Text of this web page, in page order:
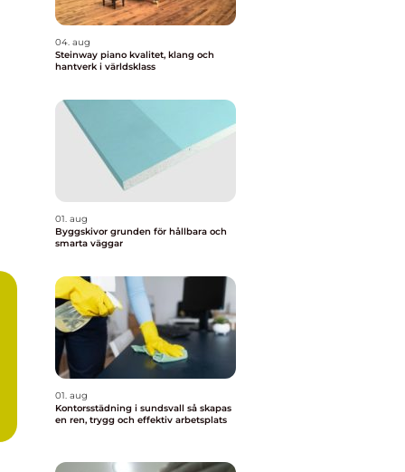
04. aug
Steinway piano kvalitet, klang och
hantverk i världsklass
01. aug
Byggskivor grunden för hållbara och
smarta väggar
01. aug
Kontorsstädning i sundsvall så skapas
en ren, trygg och effektiv arbetsplats